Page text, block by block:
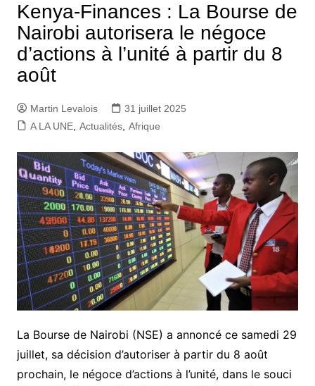
Kenya-Finances : La Bourse de
Nairobi autorisera le négoce
d’actions à l’unité à partir du 8
août
Martin Levalois
31 juillet 2025
A LA UNE, Actualités, Afrique
La Bourse de Nairobi (NSE) a annoncé ce samedi 29
juillet, sa décision d’autoriser à partir du 8 août
prochain, le négoce d’actions à l’unité, dans le souci